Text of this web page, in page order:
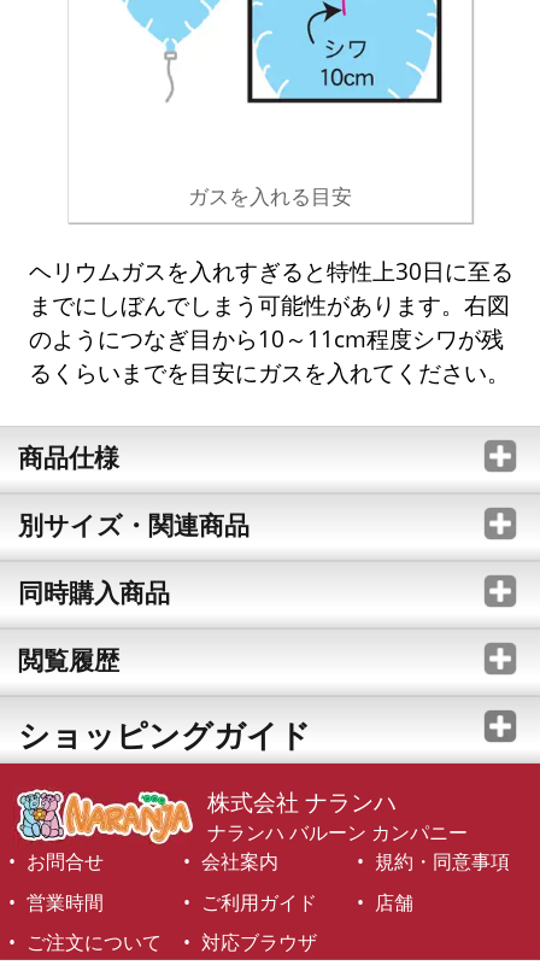
ガスを入れる目安
ヘリウムガスを入れすぎると特性上30日に至る
までにしぼんでしまう可能性があります。右図
のようにつなぎ目から10～11cm程度シワが残
るくらいまでを目安にガスを入れてください。
商品仕様
別サイズ・関連商品
同時購入商品
閲覧履歴
ショッピングガイド
株式会社 ナランハ
ナランハ バルーン カンパニー
お問合せ
会社案内
規約・同意事項
営業時間
ご利用ガイド
店舗
ご注文について
対応ブラウザ